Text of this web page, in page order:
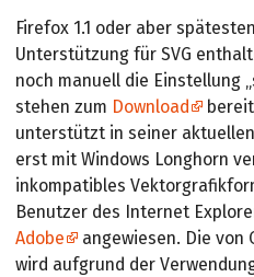
Firefox 1.1 oder aber
Unterstützung für SVG
noch manuell die Einstellung
stehen zum Download
unterstützt in seiner
erst mit Windows Longhorn
inkompatibles
Benutzer des Internet
Adobe
angewiesen. Die von
wird aufgrund der